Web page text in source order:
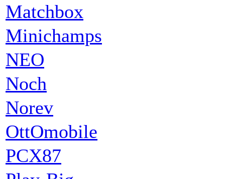
Matchbox
Minichamps
NEO
Noch
Norev
OttOmobile
PCX87